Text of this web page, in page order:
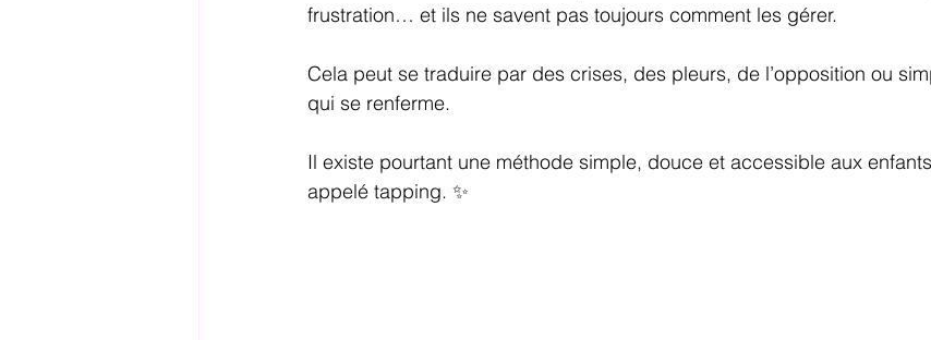
frustration… et ils ne savent pas toujours comment les gérer.
Cela peut se traduire par des crises, des pleurs, de l’opposition ou
qui se renferme.
Il existe pourtant une méthode simple, douce et accessible aux enfants
appelé tapping. ✨